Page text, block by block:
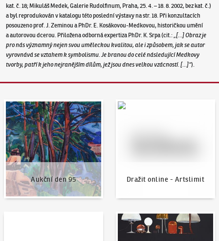
kat. č. 18; Mikuláš Medek, Galerie Rudolfinum, Praha, 25. 4. – 18. 8. 2002, bez kat. č.)
a byl reprodukován v katalogu této poslední výstavy na str. 18. Při konzultacích
posouzeno prof. J. Zeminou a PhDr. E. Kosákovou-Medkovou, historičkou umění
a autorovou dcerou. Přiložena odborná expertiza PhDr. K. Srpa (cit.: „[…] Obraz je
pro nás významný nejen svou uměleckou kvalitou, ale i způsobem, jak se autor
vyrovnává se vztahem k symbolismu. Je branou do celé následující Medkovy
tvorby, patří k jeho nejranějším dílům, jež jsou dnes velkou vzácností. […]“).
Aukční den 95
Aukční den 95
Dražit online - Artslimit
Dražit online - Artslimit
Aktuality